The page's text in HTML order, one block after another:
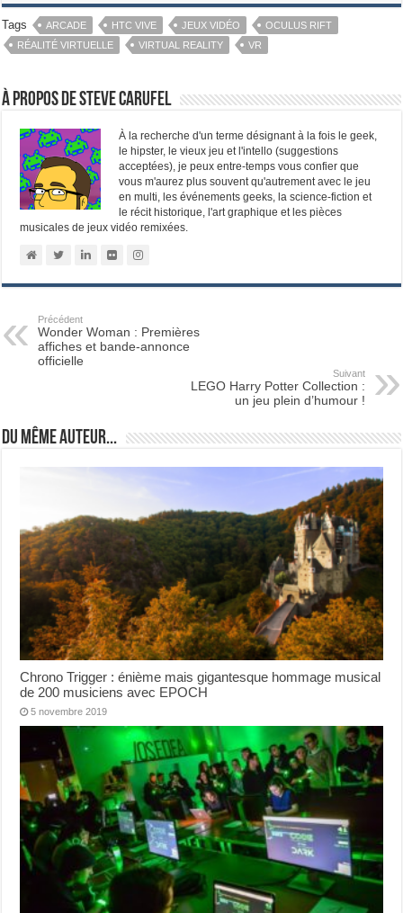
Tags ARCADE HTC VIVE JEUX VIDÉO
OCULUS RIFT
RÉALITÉ VIRTUELLE
VIRTUAL REALITY VR
À propos de Steve Carufel
À la recherche d'un terme désignant à la fois le geek,
le hipster, le vieux jeu et l'intello (suggestions
acceptées), je peux entre-temps vous confier que
vous m'aurez plus souvent qu'autrement avec le jeu
en multi, les événements geeks, la science-fiction et
le récit historique, l'art graphique et les pièces
musicales de jeux vidéo remixées.
Précédent
Wonder Woman : Premières
affiches et bande-annonce
officielle
Suivant
LEGO Harry Potter Collection :
un jeu plein d’humour !
Du même auteur...
Chrono Trigger : énième mais gigantesque hommage musical
de 200 musiciens avec EPOCH
5 novembre 2019